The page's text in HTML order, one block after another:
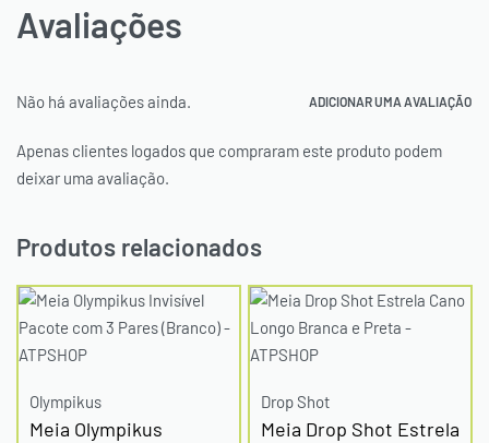
Avaliações
Não há avaliações ainda. ADICIONAR UMA AVALIAÇÃO
Apenas clientes logados que compraram este produto podem
deixar uma avaliação.
Produtos relacionados
Olympikus
Meia Olympikus
Drop Shot
Meia Drop Shot Estrela